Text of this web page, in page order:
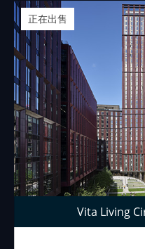
正在出售
Vita Living